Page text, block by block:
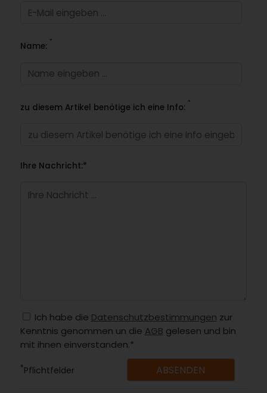
Name: *
zu diesem Artikel benötige ich eine Info: *
Ihre Nachricht:*
Ich habe die Datenschutzbestimmungen zur
Kenntnis genommen un die AGB gelesen und bin
mit ihnen einverstanden.*
*Pflichtfelder